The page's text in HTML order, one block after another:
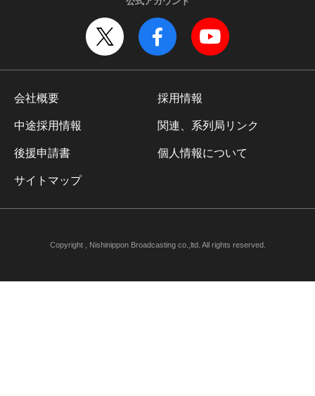
会社概要 採用情報
中途採用情報 関連、系列局リンク
後援申請書 個人情報について
サイトマップ
Copyright , Nishinippon Broadcasting co.,ltd. All rights reserved.